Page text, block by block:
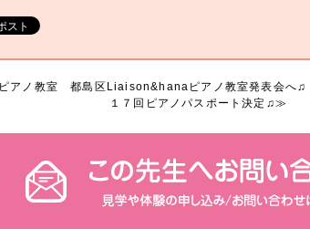
アノ教室 都島区Liaison&hanaピアノ教室発表会へ♫
１７回ピアノパスポート決定♫≫